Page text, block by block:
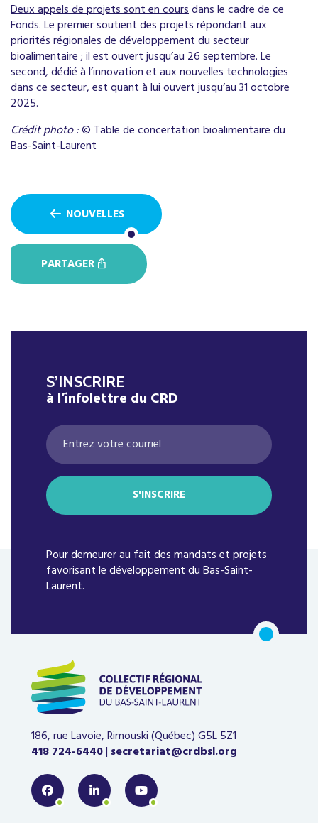
Deux appels de projets sont en coursdans le cadre de ce
Fonds. Le premier soutient des projets répondant aux
priorités régionales de développement du secteur
bioalimentaire ; il est ouvert jusqu’au 26 septembre. Le
second, dédié à l’innovation et aux nouvelles technologies
dans ce secteur, est quant à lui ouvert jusqu’au 31 octobre
2025.
Crédit photo :© Table de concertation bioalimentaire du
Bas-Saint-Laurent
NOUVELLES
PARTAGER
S’INSCRIRE
à l’infolettre du CRD
Pour demeurer au fait des mandats et projets
favorisant le développement du Bas-Saint-
Laurent.
186, rue Lavoie, Rimouski (Québec)G5L 5Z1
418 724-6440| secretariat@crdbsl.org